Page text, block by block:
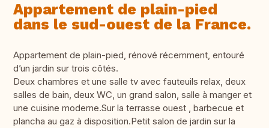
Appartement de plain-pied
dans le sud-ouest de la France.
Appartement de plain-pied, rénové récemment, entouré
d’un jardin sur trois côtés.
Deux chambres et une salle tv avec fauteuils relax, deux
salles de bain, deux WC, un grand salon, salle à manger et
une cuisine moderne.Sur la terrasse ouest , barbecue et
plancha au gaz à disposition.Petit salon de jardin sur la